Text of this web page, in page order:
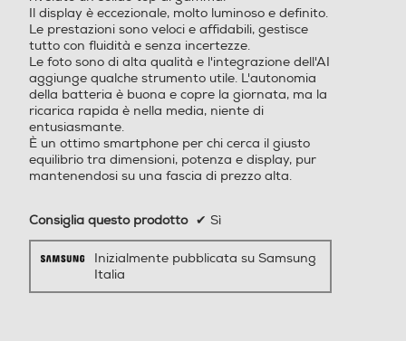
Prestazioni
Nuova Classe efficienza energetica
B
Durata della batteria per ciclo (ore:min)
Durata della batteria in cicli
Galaxy S25 vs S25+
12000
Tipo di RAM Tipo di RAM
Espansione memoria-GB Espansione memoria-GB
Tipo di memoria
​Il display è eccezionale, molto luminoso e definito.
Le prestazioni sono veloci e affidabili, gestisce
tutto con fluidità e senza incertezze.
​Le foto sono di alta qualità e l'integrazione dell'AI
aggiunge qualche strumento utile. L'autonomia
della batteria è buona e copre la giornata, ma la
ricarica rapida è nella media, niente di
entusiasmante.
​È un ottimo smartphone per chi cerca il giusto
equilibrio tra dimensioni, potenza e display, pur
mantenendosi su una fascia di prezzo alta.
Consiglia questo prodotto ✔ Sì
Inizialmente pubblicata su Samsung
Italia